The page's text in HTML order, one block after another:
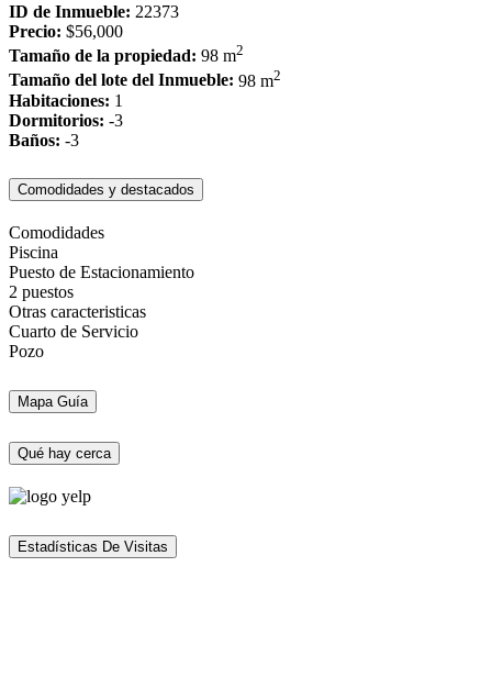
ID de Inmueble: 22373
Precio: $56,000
Tamaño de la propiedad: 98 m2
Tamaño del lote del Inmueble: 98 m2
Habitaciones: 1
Dormitorios: -3
Baños: -3
Comodidades y destacados
Comodidades
Piscina
Puesto de Estacionamiento
2 puestos
Otras caracteristicas
Cuarto de Servicio
Pozo
Mapa Guía
Qué hay cerca
Estadísticas De Visitas